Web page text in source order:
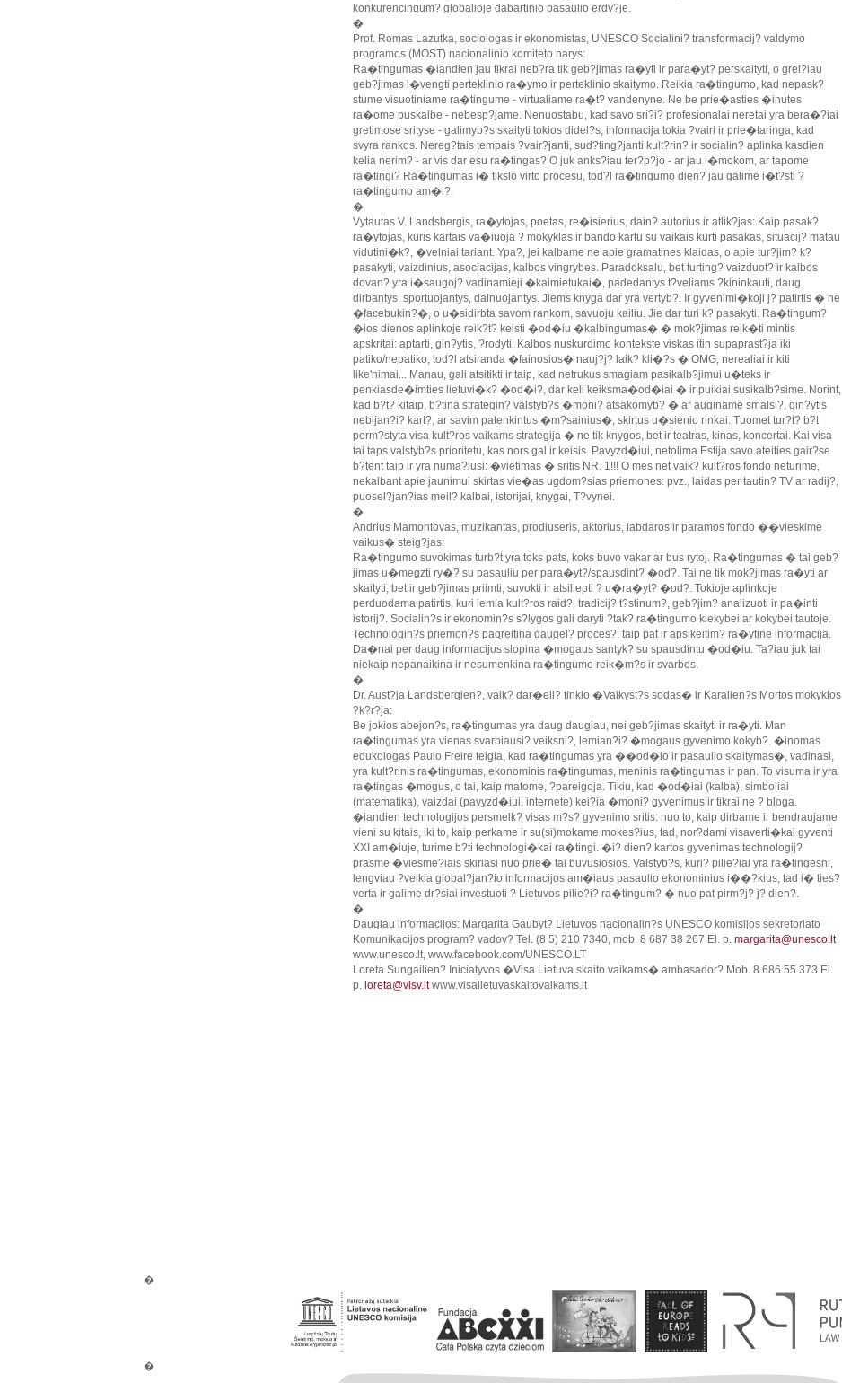
konkurencingum? globalioje dabartinio pasaulio erdv?je.
�
Prof. Romas Lazutka, sociologas ir ekonomistas, UNESCO Socialini? transformacij? valdymo
programos (MOST) nacionalinio komiteto narys:
Ra�tingumas �iandien jau tikrai neb?ra tik geb?jimas ra�yti ir para�yt? perskaityti, o grei?iau
geb?jimas i�vengti perteklinio ra�ymo ir perteklinio skaitymo. Reikia ra�tingumo, kad nepask?
stume visuotiniame ra�tingume - virtualiame ra�t? vandenyne. Ne be prie�asties �inutes
ra�ome puskalbe - nebesp?jame. Nenuostabu, kad savo sri?i? profesionalai neretai yra bera�?iai
gretimose srityse - galimyb?s skaityti tokios didel?s, informacija tokia ?vairi ir prie�taringa, kad
svyra rankos. Nereg?tais tempais ?vair?janti, sud?ting?janti kult?rin? ir socialin? aplinka kasdien
kelia nerim? - ar vis dar esu ra�tingas? O juk anks?iau ter?p?jo - ar jau i�mokom, ar tapome
ra�tingi? Ra�tingumas i� tikslo virto procesu, tod?l ra�tingumo dien? jau galime i�t?sti ?
ra�tingumo am�i?.
�
Vytautas V. Landsbergis, ra�ytojas, poetas, re�isierius, dain? autorius ir atlik?jas: Kaip pasak?
ra�ytojas, kuris kartais va�iuoja ? mokyklas ir bando kartu su vaikais kurti pasakas, situacij? matau
vidutini�k?, �velniai tariant. Ypa?, jei kalbame ne apie gramatines klaidas, o apie tur?jim? k?
pasakyti, vaizdinius, asociacijas, kalbos vingrybes. Paradoksalu, bet turting? vaizduot? ir kalbos
dovan? yra i�saugoj? vadinamieji �kaimietukai�, padedantys t?veliams ?kininkauti, daug
dirbantys, sportuojantys, dainuojantys. Jiems knyga dar yra vertyb?. Ir gyvenimi�koji j? patirtis � ne
�facebukin?�, o u�sidirbta savom rankom, savuoju kailiu. Jie dar turi k? pasakyti. Ra�tingum?
�ios dienos aplinkoje reik?t? keisti �od�iu �kalbingumas� � mok?jimas reik�ti mintis
apskritai: aptarti, gin?ytis, ?rodyti. Kalbos nuskurdimo kontekste viskas itin supaprast?ja iki
patiko/nepatiko, tod?l atsiranda �fainosios� nauj?j? laik? kli�?s � OMG, nerealiai ir kiti
like'nimai... Manau, gali atsitikti ir taip, kad netrukus smagiam pasikalb?jimui u�teks ir
penkiasde�imties lietuvi�k? �od�i?, dar keli keiksma�od�iai � ir puikiai susikalb?sime. Norint,
kad b?t? kitaip, b?tina strategin? valstyb?s �moni? atsakomyb? � ar auginame smalsi?, gin?ytis
nebijan?i? kart?, ar savim patenkintus �m?sainius�, skirtus u�sienio rinkai. Tuomet tur?t? b?t
perm?styta visa kult?ros vaikams strategija � ne tik knygos, bet ir teatras, kinas, koncertai. Kai visa
tai taps valstyb?s prioritetu, kas nors gal ir keisis. Pavyzd�iui, netolima Estija savo ateities gair?se
b?tent taip ir yra numa?iusi: �vietimas � sritis NR. 1!!! O mes net vaik? kult?ros fondo neturime,
nekalbant apie jaunimui skirtas vie�as ugdom?sias priemones: pvz., laidas per tautin? TV ar radij?,
puosel?jan?ias meil? kalbai, istorijai, knygai, T?vynei.
�
Andrius Mamontovas, muzikantas, prodiuseris, aktorius, labdaros ir paramos fondo ��vieskime
vaikus� steig?jas:
Ra�tingumo suvokimas turb?t yra toks pats, koks buvo vakar ar bus rytoj. Ra�tingumas � tai geb?
jimas u�megzti ry�? su pasauliu per para�yt?/spausdint? �od?. Tai ne tik mok?jimas ra�yti ar
skaityti, bet ir geb?jimas priimti, suvokti ir atsiliepti ? u�ra�yt? �od?. Tokioje aplinkoje
perduodama patirtis, kuri lemia kult?ros raid?, tradicij? t?stinum?, geb?jim? analizuoti ir pa�inti
istorij?. Socialin?s ir ekonomin?s s?lygos gali daryti ?tak? ra�tingumo kiekybei ar kokybei tautoje.
Technologin?s priemon?s pagreitina daugel? proces?, taip pat ir apsikeitim? ra�ytine informacija.
Da�nai per daug informacijos slopina �mogaus santyk? su spausdintu �od�iu. Ta?iau juk tai
niekaip nepanaikina ir nesumenkina ra�tingumo reik�m?s ir svarbos.
�
Dr. Aust?ja Landsbergien?, vaik? dar�eli? tinklo �Vaikyst?s sodas� ir Karalien?s Mortos mokyklos
?k?r?ja:
Be jokios abejon?s, ra�tingumas yra daug daugiau, nei geb?jimas skaityti ir ra�yti. Man
ra�tingumas yra vienas svarbiausi? veiksni?, lemian?i? �mogaus gyvenimo kokyb?. �inomas
edukologas Paulo Freire teigia, kad ra�tingumas yra ��od�io ir pasaulio skaitymas�, vadinasi,
yra kult?rinis ra�tingumas, ekonominis ra�tingumas, meninis ra�tingumas ir pan. To visuma ir yra
ra�tingas �mogus, o tai, kaip matome, ?pareigoja. Tikiu, kad �od�iai (kalba), simboliai
(matematika), vaizdai (pavyzd�iui, internete) kei?ia �moni? gyvenimus ir tikrai ne ? bloga.
�iandien technologijos persmelk? visas m?s? gyvenimo sritis: nuo to, kaip dirbame ir bendraujame
vieni su kitais, iki to, kaip perkame ir su(si)mokame mokes?ius, tad, nor?dami visaverti�kai gyventi
XXI am�iuje, turime b?ti technologi�kai ra�tingi. �i? dien? kartos gyvenimas technologij?
prasme �viesme?iais skiriasi nuo prie� tai buvusiosios. Valstyb?s, kuri? pilie?iai yra ra�tingesni,
lengviau ?veikia global?jan?io informacijos am�iaus pasaulio ekonominius i��?kius, tad i� ties?
verta ir galime dr?siai investuoti ? Lietuvos pilie?i? ra�tingum? � nuo pat pirm?j? j? dien?.
�
Daugiau informacijos: Margarita Gaubyt? Lietuvos nacionalin?s UNESCO komisijos sekretoriato
Komunikacijos program? vadov? Tel. (8 5) 210 7340, mob. 8 687 38 267 El. p. margarita@unesco.lt
www.unesco.lt, www.facebook.com/UNESCO.LT
Loreta Sungailien? Iniciatyvos �Visa Lietuva skaito vaikams� ambasador? Mob. 8 686 55 373 El.
p. loreta@vlsv.ltwww.visalietuvaskaitovaikams.lt
�
�